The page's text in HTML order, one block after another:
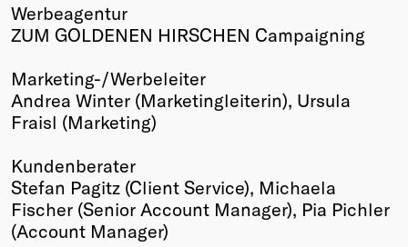
Werbeagentur
ZUM GOLDENEN HIRSCHEN Campaigning
Marketing-/Werbeleiter
Andrea Winter (Marketingleiterin), Ursula
Fraisl (Marketing)
Kundenberater
Stefan Pagitz (Client Service), Michaela
Fischer (Senior Account Manager), Pia Pichler
(Account Manager)